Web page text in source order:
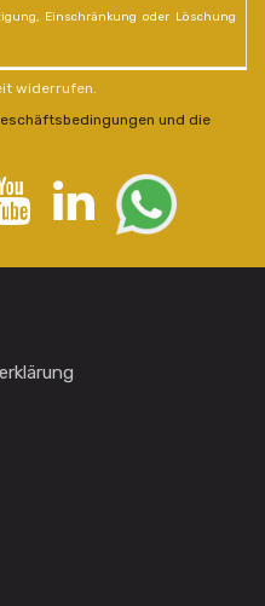
Einschränkung oder Löschung
widerrufen.
und die